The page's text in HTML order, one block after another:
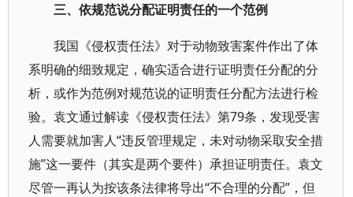
三、依规范说分配证明责任的一个范例
我国《侵权责任法》对于动物致害案件作出了体
系明确的细致规定，确实适合进行证明责任分配的分
析，或作为范例对规范说的证明责任分配方法进行检
验。袁文通过解读《侵权责任法》第79条，发现受害
人需要就加害人“违反管理规定，未对动物采取安全措
施”这一要件（其实是两个要件）承担证明责任。袁文
尽管一再认为按该条法律将导出“不合理的分配”，但